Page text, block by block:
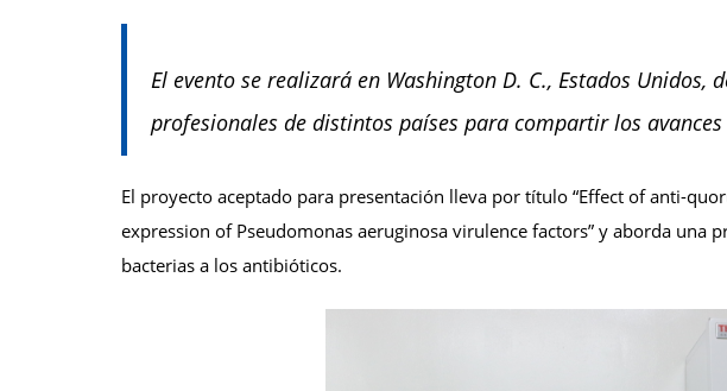
El evento se realizará en Washington D. C., Estados
profesionales de distintos países para compartir los
El proyecto aceptado para presentación lleva por título “Effect of anti-
expression of Pseudomonas aeruginosa virulence factors” y aborda
bacterias a los antibióticos.